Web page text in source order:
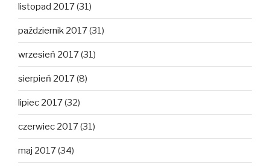
listopad 2017(31)
październik 2017(31)
wrzesień 2017(31)
sierpień 2017(8)
lipiec 2017(32)
czerwiec 2017(31)
maj 2017(34)